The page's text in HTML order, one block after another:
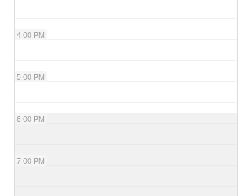
4:00 PM
5:00 PM
6:00 PM
7:00 PM